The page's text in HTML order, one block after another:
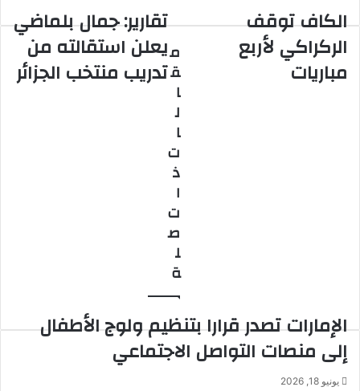
الكاف
الركراكي
لأربع
مباريات
الكاف توقف
الركراكي لأربع
مباريات
تقارير:
بلماضي
يعلن
استقالته
الجزائر
تقارير: جمال بلماضي
يعلن استقالته من
تدريب منتخب الجزائر
م
ق
ا
ل
ا
ت
ذ
ا
ت
ص
ل
ة
الإمارات تصدر قرارا بتنظيم ولوج الأطفال
إلى منصات التواصل الاجتماعي
يونيو 18, 2026